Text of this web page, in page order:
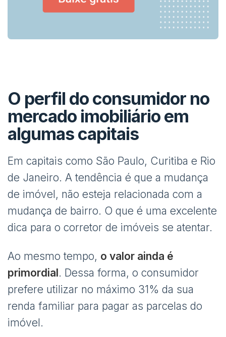
O perfil do consumidor no
mercado imobiliário em
algumas capitais
Em capitais como São Paulo, Curitiba e Rio
de Janeiro. A tendência é que a mudança
de imóvel, não esteja relacionada com a
mudança de bairro. O que é uma excelente
dica para o corretor de imóveis se atentar.
Ao mesmo tempo, o valor ainda é
primordial. Dessa forma, o consumidor
prefere utilizar no máximo 31% da sua
renda familiar para pagar as parcelas do
imóvel.